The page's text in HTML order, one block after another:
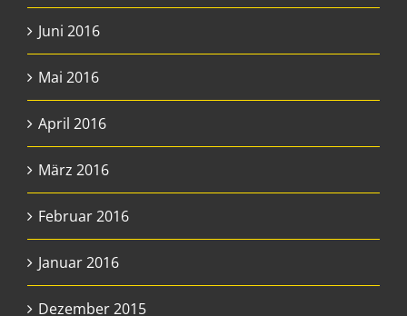
Juni 2016
Mai 2016
April 2016
März 2016
Februar 2016
Januar 2016
Dezember 2015